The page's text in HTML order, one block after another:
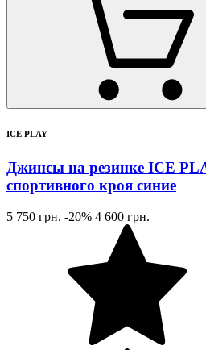
ICE PLAY
Джинсы на резинке ICE
спортивного кроя синие
5 750 грн. -20% 4 600 грн.